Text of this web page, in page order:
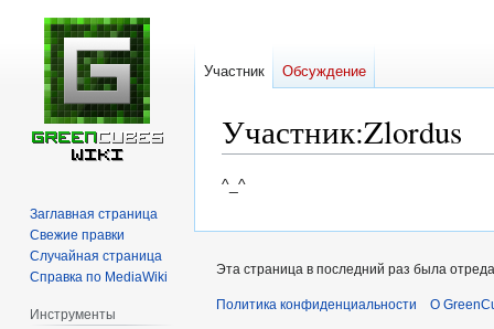
Участник:Zlordus
Перейти
навигации
Перейти
поиску
^_^
Участник Обсуждение
Заглавная страница
Свежие правки
Случайная страница
Справка по MediaWiki
Инструменты
Эта страница в последний раз была
Политика конфиденциальности О